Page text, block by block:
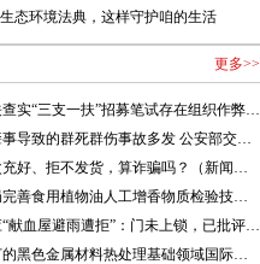
生态环境法典，这样守护咱的生活
更多>>
河南公安机关查实“三支一扶”招募笔试存在组织作弊犯罪行为
近期私家车肇事导致的群死群伤事故多发 公安部交管局发布提示
直播带货以次充好、拒不发货，算诈骗吗？（新闻看法）
市场监管总局完善食用植物油人工增香物质检验技术 遏制非法添加行为
山西官方回应“献血屋避雨遭拒”：门未上锁，已批评教育涉事人员
我国牵头修订的黑色金属材料热处理基础领域国际标准发布